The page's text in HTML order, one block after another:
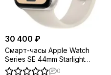
30 400 ₽
Смарт-часы Apple Watch
Series SE 44mm Starlight
Aluminium M/L (2023) MRE53
0